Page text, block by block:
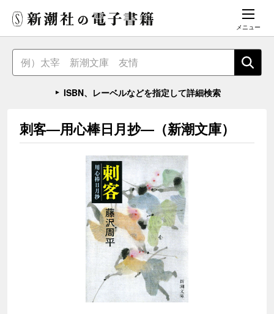
メニュー
ISBN、レーベルなどを指定して詳細検索
刺客―用心棒日月抄―（新潮文庫）